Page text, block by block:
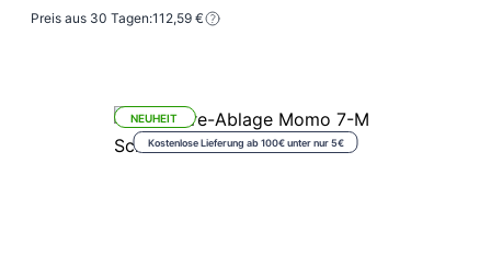
Preis aus 30 Tagen:112,59 €
Kostenlose Lieferung ab 100€ unter nur 5€
NEUHEIT